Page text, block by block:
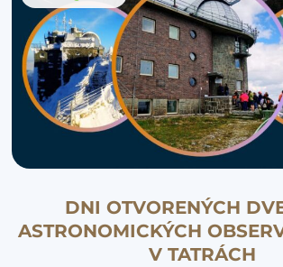
DNI OTVORENÝCH
ASTRONOMICKÝCH
V TATRÁCH